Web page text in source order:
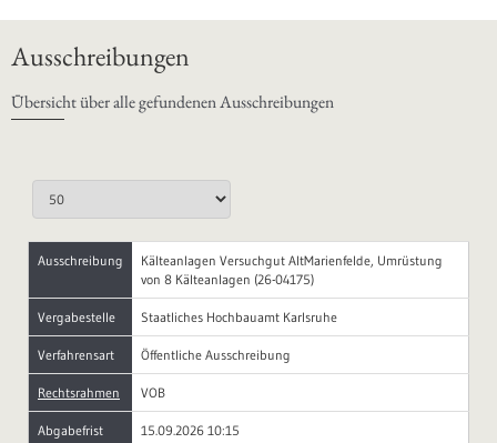
Ausschreibungen
Übersicht über alle gefundenen Ausschreibungen
Ausschreibung
Kälteanlagen Versuchgut AltMarienfelde, Umrüstung
von 8 Kälteanlagen (26-04175)
Vergabestelle Staatliches Hochbauamt Karlsruhe
Verfahrensart Öffentliche Ausschreibung
Rechtsrahmen VOB
Abgabefrist 15.09.2026 10:15